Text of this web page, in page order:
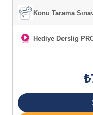
Konu Tarama
Hediye Derslig